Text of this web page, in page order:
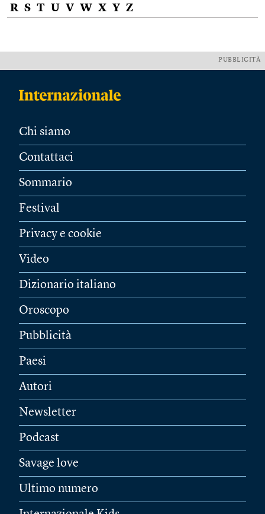
R S T U V W X Y Z
PUBBLICITÀ
Chi siamo
Contattaci
Sommario
Festival
Privacy e cookie
Video
Dizionario italiano
Oroscopo
Pubblicità
Paesi
Autori
Newsletter
Podcast
Savage love
Ultimo numero